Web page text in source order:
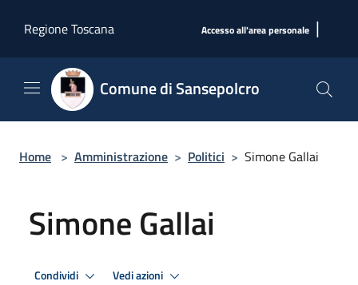
Regione Toscana
Accesso all'area personale |
Comune di Sansepolcro
Home > Amministrazione > Politici > Simone Gallai
Simone Gallai
Condividi Vedi azioni